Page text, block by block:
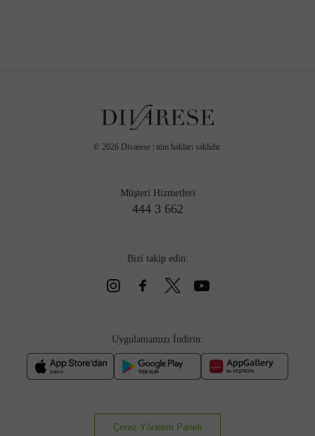
© 2026 Divarese | tüm hakları saklıdır.
Müşteri Hizmetleri
444 3 662
Bizi takip edin:
Uygulamamızı İndirin:
Çerez Yönetim Paneli